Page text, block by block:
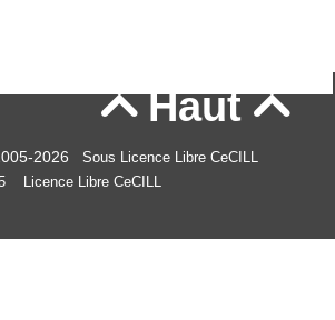
Haut
2026
Sous Licence Libre CeCILL
Licence Libre CeCILL